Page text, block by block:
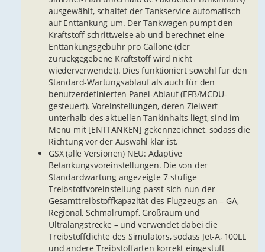
ausgewählt, schaltet der Tankservice automatisch
auf Enttankung um. Der Tankwagen pumpt den
Kraftstoff schrittweise ab und berechnet eine
Enttankungsgebühr pro Gallone (der
zurückgegebene Kraftstoff wird nicht
wiederverwendet). Dies funktioniert sowohl für den
Standard-Wartungsablauf als auch für den
benutzerdefinierten Panel-Ablauf (EFB/MCDU-
gesteuert). Voreinstellungen, deren Zielwert
unterhalb des aktuellen Tankinhalts liegt, sind im
Menü mit [ENTTANKEN] gekennzeichnet, sodass die
Richtung vor der Auswahl klar ist.
GSX (alle Versionen) NEU: Adaptive
Betankungsvoreinstellungen. Die von der
Standardwartung angezeigte 7-stufige
Treibstoffvoreinstellung passt sich nun der
Gesamttreibstoffkapazität des Flugzeugs an – GA,
Regional, Schmalrumpf, Großraum und
Ultralangstrecke – und verwendet dabei die
Treibstoffdichte des Simulators, sodass Jet-A, 100LL
und andere Treibstoffarten korrekt eingestuft